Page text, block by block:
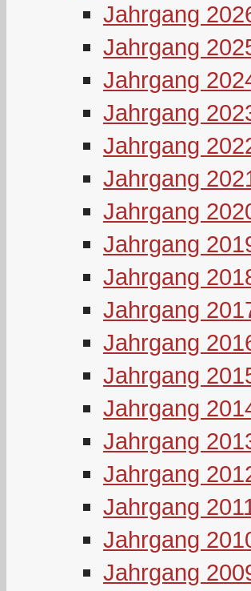
Jahrgang
Jahrgang
Jahrgang
Jahrgang
Jahrgang
Jahrgang
Jahrgang
Jahrgang
Jahrgang
Jahrgang
Jahrgang
Jahrgang
Jahrgang
Jahrgang
Jahrgang
Jahrgang
Jahrgang
Jahrgang